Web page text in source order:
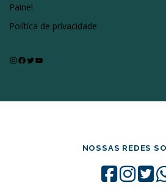
Painel
Política de privacidade
InstagramFacebook Twitter Youtube
NOSSAS REDES